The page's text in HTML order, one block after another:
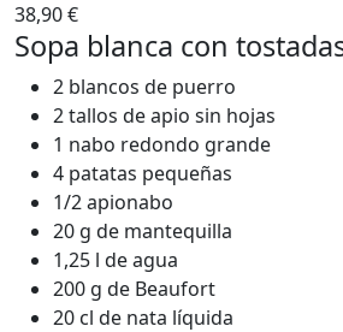
38,90 €
Sopa blanca con
2 blancos de puerro
2 tallos de apio sin hojas
1 nabo redondo grande
4 patatas pequeñas
1/2 apionabo
20 g de mantequilla
1,25 l de agua
200 g de Beaufort
20 cl de nata líquida